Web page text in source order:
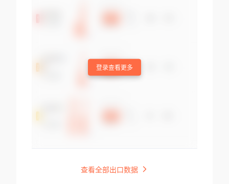
登录查看更多
查看全部出口数据